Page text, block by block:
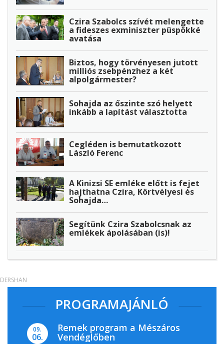
Czira Szabolcs szívét melengette
a fideszes exminiszter püspökké
avatása
Biztos, hogy törvényesen jutott
milliós zsebpénzhez a két
alpolgármester?
Sohajda az őszinte szó helyett
inkább a lapítást választotta
Cegléden is bemutatkozott
László Ferenc
A Kinizsi SE emléke előtt is fejet
hajthatna Czira, Körtvélyesi és
Sohajda…
Segítünk Czira Szabolcsnak az
emlékek ápolásában (is)!
PROGRAMAJÁNLÓ
09.
06.
Remek program a Mészáros
Vendéglőben
DERSHAN